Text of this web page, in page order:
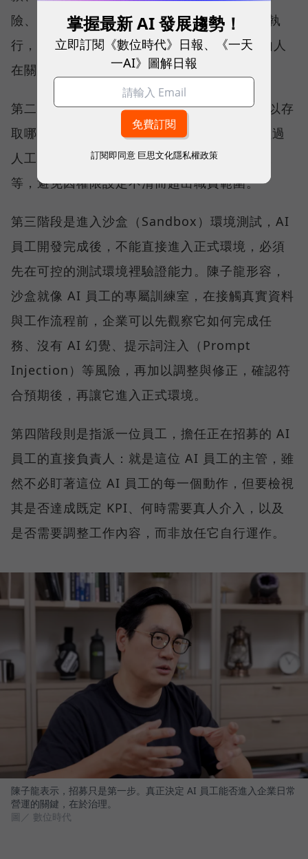
險、難以標準化的工作，則不應完全交由 AI 執
行，而應保留 Human in the Loop 機制，由人
在關鍵節點負責把關與決策。
第二階段則是設定權限邊界，包括 AI 員工可以存
取哪些資料、串接哪些系統、哪些動作必須經過
人工核准、產出結果是草稿還是可以直接上線
等，避免因權限設定不清而超出職責範圍。
第三階段是進入沙盒（Sandbox）環境測試，AI
員工開發完成後，不能直接進入正式環境，必須
先在可控的測試環境裡驗證能力。陳子龍形容，
沙盒就像 AI 員工的專屬訓練室，在接觸真實資料
與工作流程前，企業可以先觀察它如何完成任
務、沒有 AI 幻覺、提示詞注入（Prompt
Injection）等風險，再加以調整與修正，確認符
合預期後，再讓它進入正式環境。
第四階段則是指派一位員工，擔任正在招募的 AI
員工的直接負責人：就是這位 AI 員工的主管，雖
然不必盯著這位 AI 員工的每一個動作，但要檢視
其是否達成既定 KPI、何時需要真人介入，以及
是否需要調整工作內容，而非放任它自行運作。
陳子龍表示，招募只是第一步。真正決定 AI 員工能否進入企業日常
營運的關鍵，在於治理。
圖／ 數位時代
掌握最新 AI 發展趨勢！
立即訂閱《數位時代》日報、《一天
一AI》圖解日報
訂閱即同意 巨思文化隱私權政策